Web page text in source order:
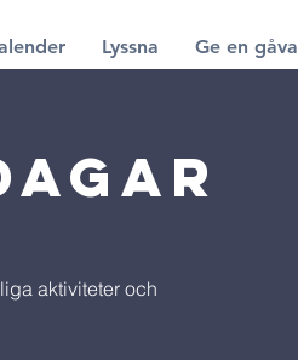
Lyssna Ge en gåva
aktiviteter och